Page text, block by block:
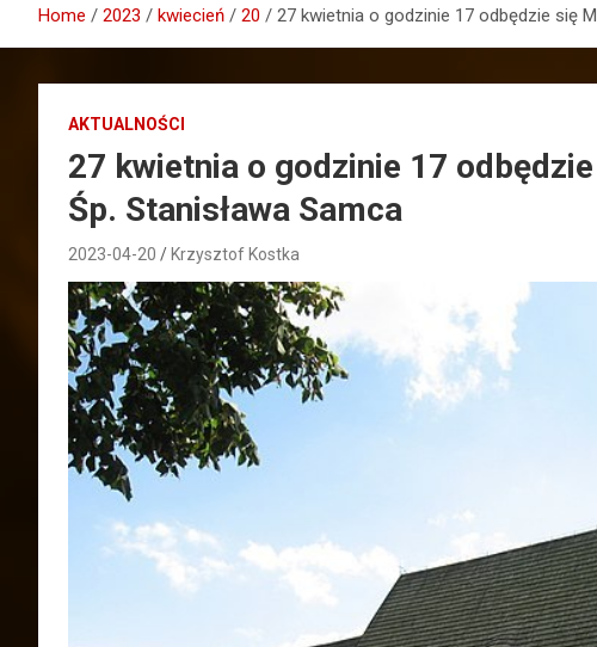
Home 2023 kwiecień 20 27 kwietnia o godzinie 17 odbędzie się
AKTUALNOŚCI
27 kwietnia o godzinie 17
Śp. Stanisława Samca
2023-04-20 Krzysztof Kostka